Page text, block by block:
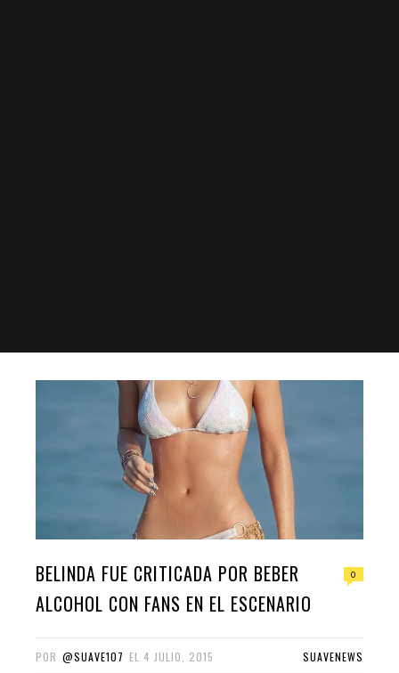
BELINDA FUE CRITICADA POR BEBER
ALCOHOL CON FANS EN EL ESCENARIO
0
POR @SUAVE107 EL 4 JULIO, 2015 SUAVENEWS